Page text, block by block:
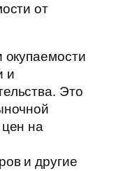
от
окупаемости
и
Это
на
и другие